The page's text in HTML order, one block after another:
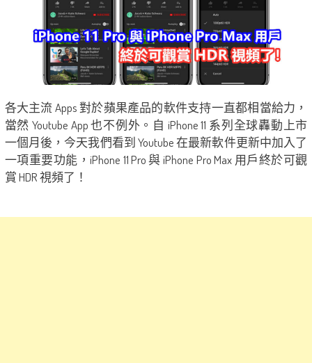
各大主流 Apps 對於蘋果產品的軟件支持一直都相當給力，
當然 Youtube App 也不例外。自 iPhone 11 系列全球轟動上市
一個月後，今天我們看到 Youtube 在最新軟件更新中加入了
一項重要功能，iPhone 11 Pro 與 iPhone Pro Max 用戶終於可觀
賞 HDR 視頻了！